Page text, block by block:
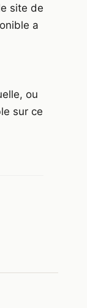
site de
a
ou
sur ce